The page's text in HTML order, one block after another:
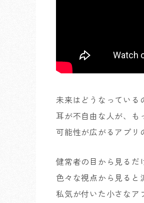
未来はどうなっている
耳が不自由な人が、も
可能性が広がるアプリ
健常者の目から見るだ
色々な視点から見ると
私気が付いた小さなア